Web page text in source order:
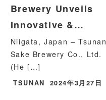
Brewery Unveils
Innovative &…
Niigata, Japan – Tsunan
Sake Brewery Co., Ltd.
(He […]
TSUNAN 2024年3月27日